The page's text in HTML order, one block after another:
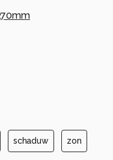
schaduw zon